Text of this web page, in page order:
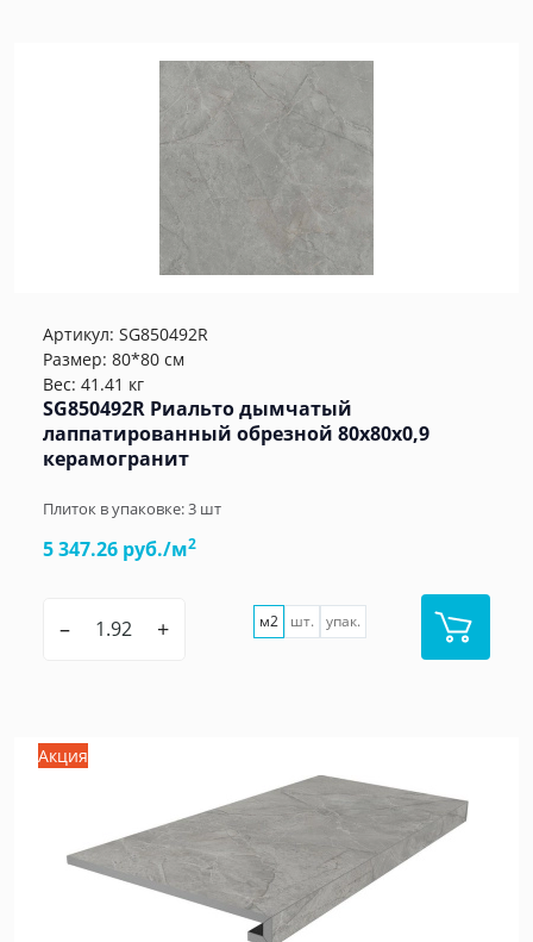
Артикул: SG850492R
Размер: 80*80 см
Вес: 41.41 кг
SG850492R Риальто дымчатый
лаппатированный обрезной 80x80x0,9
керамогранит
Плиток в упаковке:3 шт
5 347.26 руб./м2
– + м2 шт. упак.
Акция